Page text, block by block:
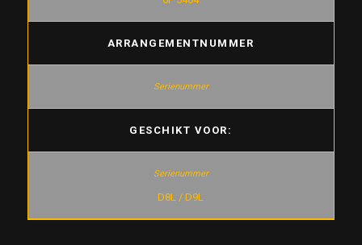
ARRANGEMENTNUMMER
GESCHIKT VOOR:
D8L / D9L